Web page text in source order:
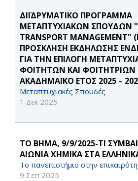
ΔΙΪΔΡΥΜΑΤΙΚΟ ΠΡΟΓΡΑΜΜΑ
ΜΕΤΑΠΤΥΧΙΑΚΩΝ ΣΠΟΥΔΩΝ
TRANSPORT MANAGEMENT"
ΠΡΟΣΚΛΗΣΗ ΕΚΔΗΛΩΣΗΣ
ΓΙΑ ΤΗΝ ΕΠΙΛΟΓΗ
ΦΟΙΤΗΤΩΝ ΚΑΙ ΦΟΙΤΗΤΡΙΩΝ
ΑΚΑΔΗΜΑΪΚΟ ΕΤΟΣ 2025 –
Μεταπτυχιακές Σπουδές
1 Δεκ 2025
ΤΟ ΒΗΜΑ, 9/9/2025-ΤΙ
ΑΙΩΝΙΑ ΧΗΜΙΚΑ ΣΤΑ
Το πανεπιστήμιο στην
9 Σεπ 2025